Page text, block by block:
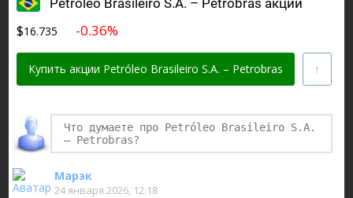
$16.735 -0.36%
Купить акции Petróleo Brasileiro S.A. – Petrobras
Финаме
Марэк
24 января 2026, 12:18